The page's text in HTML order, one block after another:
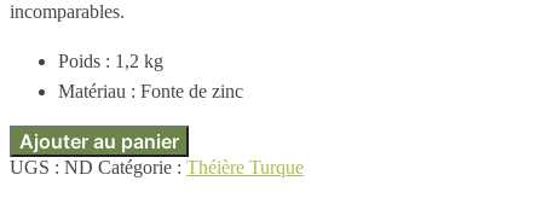
incomparables.
Poids : 1,2 kg
Matériau : Fonte de zinc
Ajouter au panier
UGS : ND Catégorie : Théière Turque